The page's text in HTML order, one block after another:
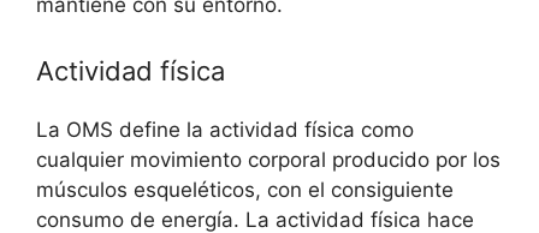
mantiene con su entorno.
Actividad física
La OMS define la actividad física como
cualquier movimiento corporal producido por los
músculos esqueléticos, con el consiguiente
consumo de energía. La actividad física hace